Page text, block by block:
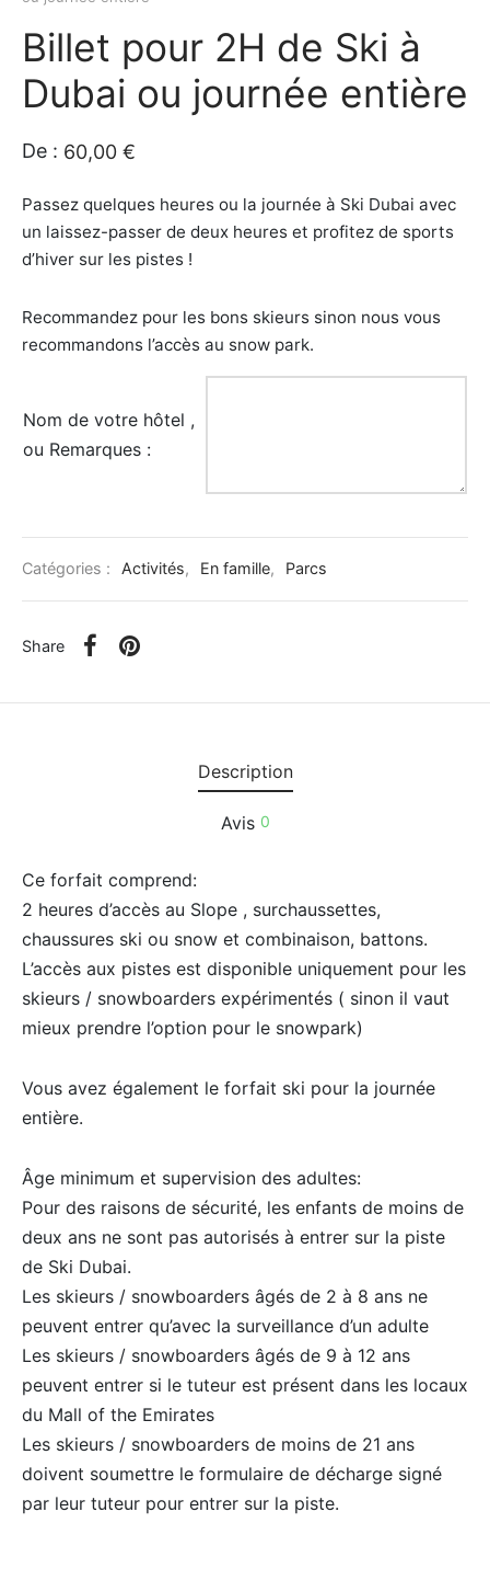
Billet pour 2H de Ski à
Dubai ou journée entière
De : 60,00 €
Passez quelques heures ou la journée à Ski Dubai avec
un laissez-passer de deux heures et profitez de sports
d’hiver sur les pistes !
Recommandez pour les bons skieurs sinon nous vous
recommandons l’accès au snow park.
Nom de votre hôtel ,
ou Remarques :
Catégories : Activités, En famille, Parcs
Share
Description
Avis 0
Ce forfait comprend:
2 heures d’accès au Slope , surchaussettes,
chaussures ski ou snow et combinaison, battons.
L’accès aux pistes est disponible uniquement pour les
skieurs / snowboarders expérimentés ( sinon il vaut
mieux prendre l’option pour le snowpark)
Vous avez également le forfait ski pour la journée
entière.
Âge minimum et supervision des adultes:
Pour des raisons de sécurité, les enfants de moins de
deux ans ne sont pas autorisés à entrer sur la piste
de Ski Dubai.
Les skieurs / snowboarders âgés de 2 à 8 ans ne
peuvent entrer qu’avec la surveillance d’un adulte
Les skieurs / snowboarders âgés de 9 à 12 ans
peuvent entrer si le tuteur est présent dans les locaux
du Mall of the Emirates
Les skieurs / snowboarders de moins de 21 ans
doivent soumettre le formulaire de décharge signé
par leur tuteur pour entrer sur la piste.
amis
de Bateaux
Piscine/île
insolite
et Cadeaux